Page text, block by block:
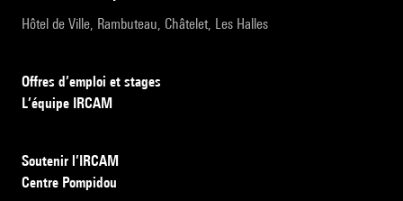
Hôtel de Ville, Rambuteau, Châtelet, Les Halles
Offres d’emploi et stages
L’équipe IRCAM
Soutenir l’IRCAM
Centre Pompidou